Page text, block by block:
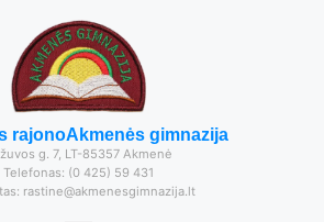
rajonoAkmenės gimnazija
g. 7, LT-85357 Akmenė
Telefonas: (0 425) 59 431
rastine@akmenesgimnazija.lt